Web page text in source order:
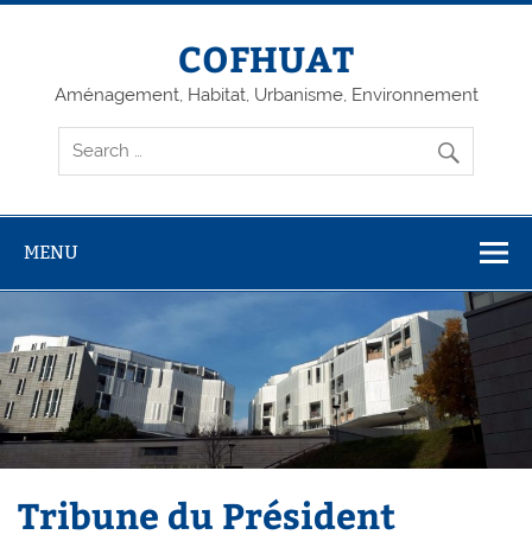
Skip
COFHUAT
Aménagement, Habitat, Urbanisme, Environnement
MENU
Tribune du Président